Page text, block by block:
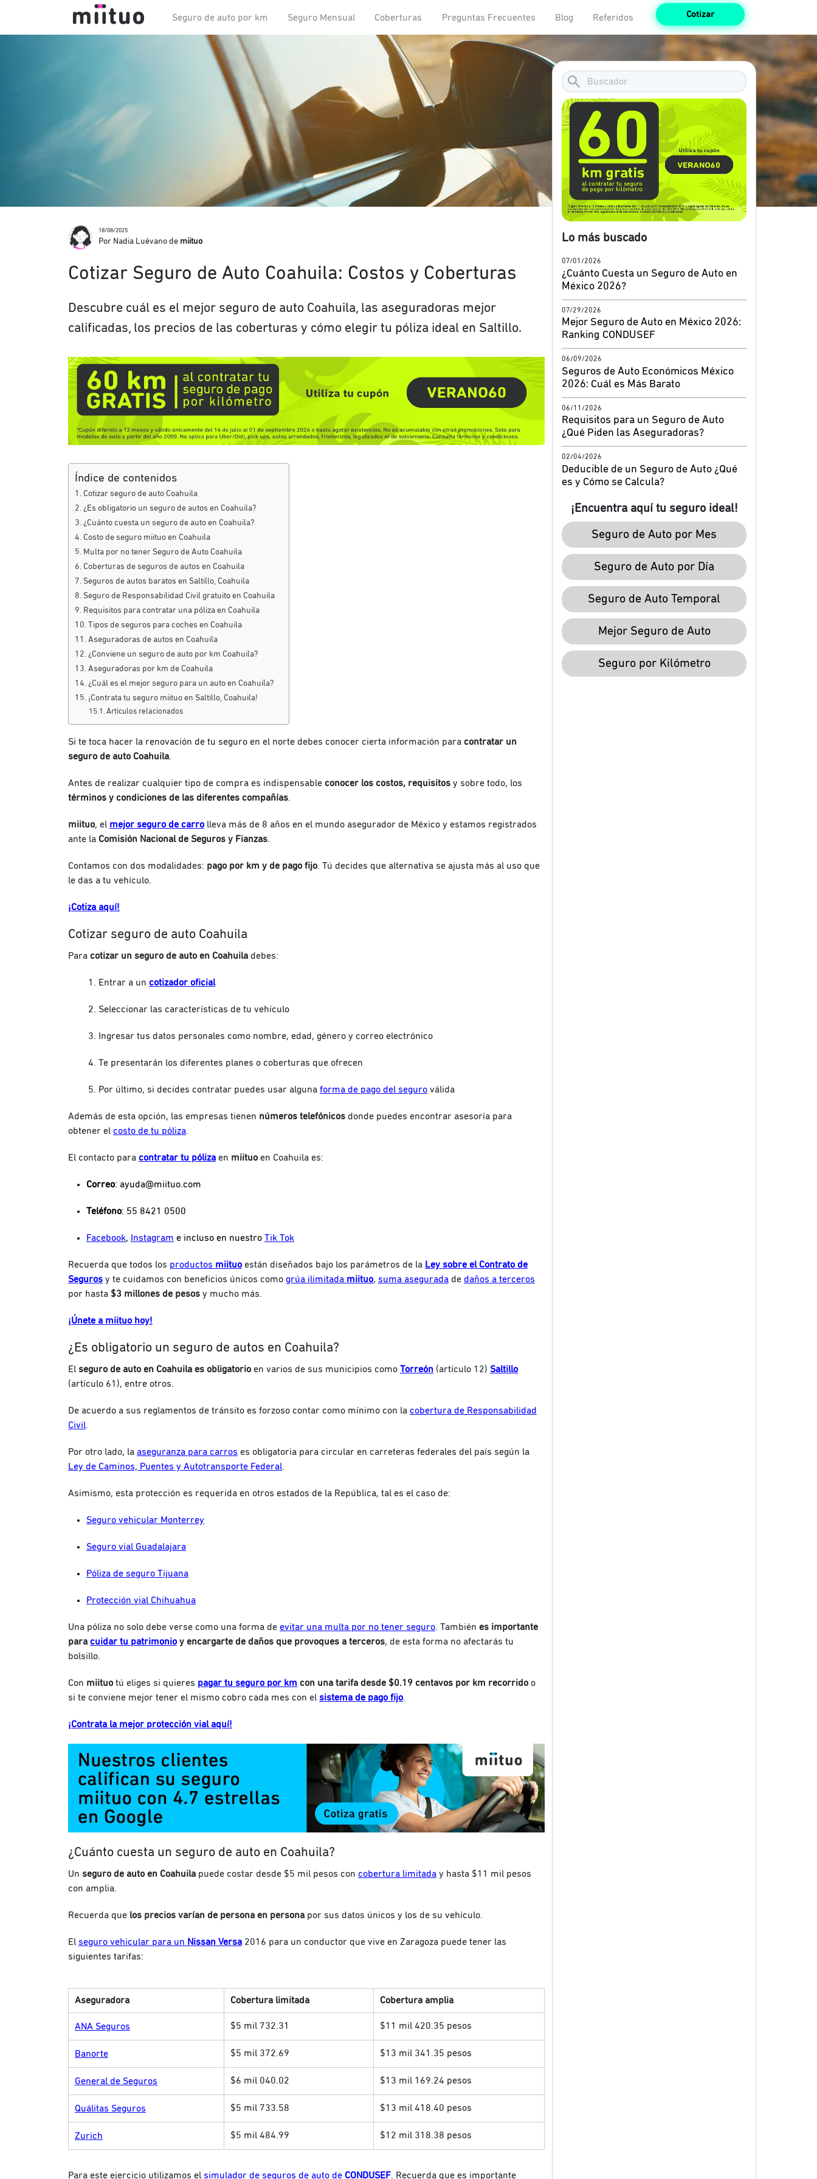
Cotizar
Seguro de auto por km Seguro Mensual Coberturas Preguntas Frecuentes Blog Referidos
Lo más buscado
07/01/2026
¿Cuánto Cuesta un Seguro de Auto en
México 2026?
07/29/2026
Mejor Seguro de Auto en México 2026:
Ranking CONDUSEF
06/09/2026
Seguros de Auto Económicos México
2026: Cuál es Más Barato
06/11/2026
Requisitos para un Seguro de Auto
¿Qué Piden las Aseguradoras?
02/04/2026
Deducible de un Seguro de Auto ¿Qué
es y Cómo se Calcula?
¡Encuentra aquí tu seguro ideal!
Seguro de Auto por Mes
Seguro de Auto por Día
Seguro de Auto Temporal
Mejor Seguro de Auto
Seguro por Kilómetro
18/08/2025
Por Nadia Luévano de miituo
Cotizar Seguro de Auto Coahuila: Costos y Coberturas
Descubre cuál es el mejor seguro de auto Coahuila, las aseguradoras mejor
calificadas, los precios de las coberturas y cómo elegir tu póliza ideal en Saltillo.
Índice de contenidos
Cotizar seguro de auto Coahuila
¿Es obligatorio un seguro de autos en Coahuila?
¿Cuánto cuesta un seguro de auto en Coahuila?
Costo de seguro miituo en Coahuila
Multa por no tener Seguro de Auto Coahuila
Coberturas de seguros de autos en Coahuila
Seguros de autos baratos en Saltillo, Coahuila
Seguro de Responsabilidad Civil gratuito en Coahuila
Requisitos para contratar una póliza en Coahuila
Tipos de seguros para coches en Coahuila
Aseguradoras de autos en Coahuila
¿Conviene un seguro de auto por km Coahuila?
Aseguradoras por km de Coahuila
¿Cuál es el mejor seguro para un auto en Coahuila?
¡Contrata tu seguro miituo en Saltillo, Coahuila!
Artículos relacionados
Si te toca hacer la renovación de tu seguro en el norte debes conocer cierta información para contratar un
seguro de auto Coahuila.
Antes de realizar cualquier tipo de compra es indispensable conocer los costos, requisitos y sobre todo, los
términos y condiciones de las diferentes compañías.
miituo, el mejor seguro de carro lleva más de 8 años en el mundo asegurador de México y estamos registrados
ante la Comisión Nacional de Seguros y Fianzas.
Contamos con dos modalidades: pago por km y de pago fijo. Tú decides que alternativa se ajusta más al uso que
le das a tu vehículo.
¡Cotiza aquí!
Cotizar seguro de auto Coahuila
Para cotizar un seguro de auto en Coahuila debes:
Entrar a un cotizador oficial
Seleccionar las características de tu vehículo
Ingresar tus datos personales como nombre, edad, género y correo electrónico
Te presentarán los diferentes planes o coberturas que ofrecen
Por último, si decides contratar puedes usar alguna forma de pago del seguro válida
Además de esta opción, las empresas tienen números telefónicos donde puedes encontrar asesoría para
obtener el costo de tu póliza.
El contacto para contratar tu póliza en miituo en Coahuila es:
Correo: ayuda@miituo.com
Teléfono: 55 8421 0500
Facebook, Instagram e incluso en nuestro Tik Tok
Recuerda que todos los productos miituo están diseñados bajo los parámetros de la Ley sobre el Contrato de
Seguros y te cuidamos con beneficios únicos como grúa ilimitada miituo, suma asegurada de daños a terceros
por hasta $3 millones de pesos y mucho más.
¡Únete a miituo hoy!
¿Es obligatorio un seguro de autos en Coahuila?
El seguro de auto en Coahuila es obligatorio en varios de sus municipios como Torreón (artículo 12) Saltillo
(artículo 61), entre otros.
De acuerdo a sus reglamentos de tránsito es forzoso contar como mínimo con la cobertura de Responsabilidad
Civil.
Por otro lado, la aseguranza para carros es obligatoria para circular en carreteras federales del país según la
Ley de Caminos, Puentes y Autotransporte Federal.
Asimismo, esta protección es requerida en otros estados de la República, tal es el caso de:
Seguro vehicular Monterrey
Seguro vial Guadalajara
Póliza de seguro Tijuana
Protección vial Chihuahua
Una póliza no solo debe verse como una forma de evitar una multa por no tener seguro. También es importante
para cuidar tu patrimonio y encargarte de daños que provoques a terceros, de esta forma no afectarás tu
bolsillo.
Con miituo tú eliges si quieres pagar tu seguro por km con una tarifa desde $0.19 centavos por km recorrido o
si te conviene mejor tener el mismo cobro cada mes con el sistema de pago fijo.
¡Contrata la mejor protección vial aquí!
¿Cuánto cuesta un seguro de auto en Coahuila?
Un seguro de auto en Coahuila puede costar desde $5 mil pesos con cobertura limitada y hasta $11 mil pesos
con amplia.
Recuerda que los precios varían de persona en persona por sus datos únicos y los de su vehículo.
El seguro vehicular para un Nissan Versa2016 para un conductor que vive en Zaragoza puede tener las
siguientes tarifas:
Aseguradora Cobertura limitada Cobertura amplia
ANA Seguros $5 mil 732.31 $11 mil 420.35 pesos
Banorte $5 mil 372.69 $13 mil 341.35 pesos
General de Seguros $6 mil 040.02 $13 mil 169.24 pesos
Quálitas Seguros $5 mil 733.58 $13 mil 418.40 pesos
Zurich $5 mil 484.99 $12 mil 318.38 pesos
Para este ejercicio utilizamos el simulador de seguros de auto de CONDUSEF. Recuerda que es importante